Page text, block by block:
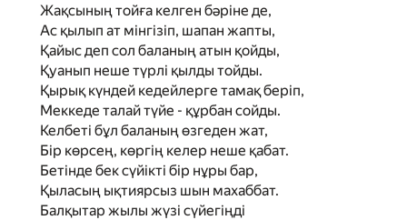
Жақсының тойға келген бәріне де,
Ас қылып ат мінгізіп, шапан жапты,
Қайыс деп сол баланың атын қойды,
Қуанып неше түрлі қылды тойды.
Қырық күндей кедейлерге тамақ беріп,
Меккеде талай түйе - құрбан сойды.
Келбеті бұл баланың өзгеден жат,
Бір көрсең, көргің келер неше қабат.
Бетінде бек сүйікті бір нұры бар,
Қыласың ықтиярсыз шын махаббат.
Балқытар жылы жүзі сүйегіңді